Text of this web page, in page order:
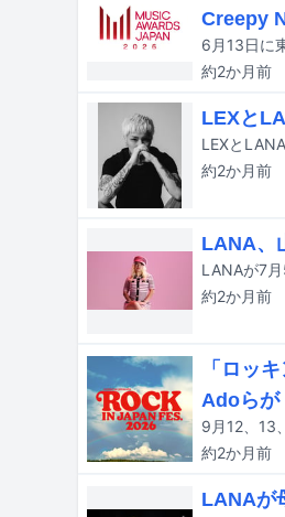
Creepy
約2か月前
LEXと
約2か月前
LANA、
約2か月前
「ロッ
Adoらが
約2か月前
LANAが